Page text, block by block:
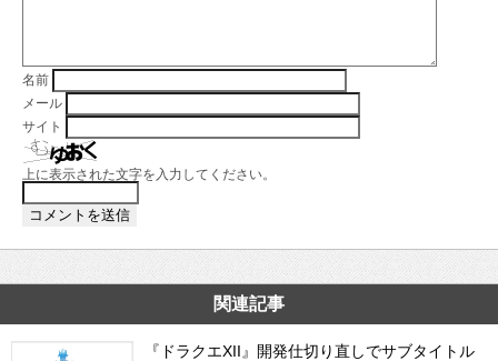
名前
メール
サイト
上に表示された文字を入力してください。
関連記事
『ドラクエXII』開発仕切り直しでサブタイトル